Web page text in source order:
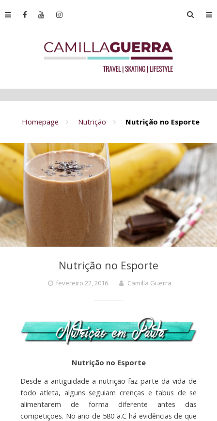
Homepage Nutrição Nutrição no Esporte
Nutrição no Esporte
fevereiro 22, 2016 Camilla Guerra
Nutrição no Esporte
Desde a antiguidade a nutrição faz parte da vida de
todo atleta, alguns seguiam crenças e tabus de se
alimentarem de forma diferente antes das
competições. No ano de 580 a.C há evidências de que